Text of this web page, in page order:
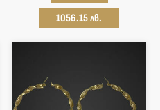
1056.15 лв.